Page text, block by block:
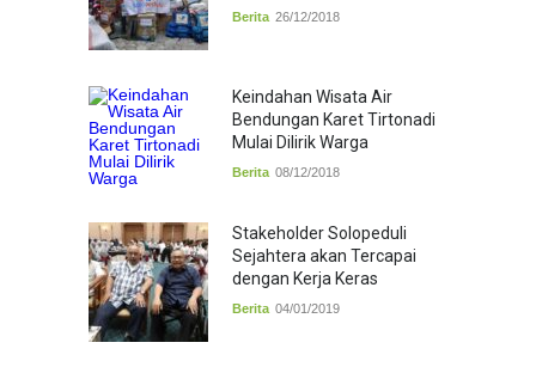
Berita 26/12/2018
Keindahan Wisata Air
Bendungan Karet Tirtonadi
Mulai Dilirik Warga
Berita 08/12/2018
Stakeholder Solopeduli
Sejahtera akan Tercapai
dengan Kerja Keras
Berita 04/01/2019